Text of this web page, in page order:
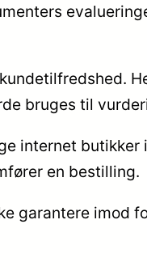
bruges til
internet butikker
en bestilling.
garantere imod